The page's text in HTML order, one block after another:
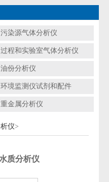
污染源气体分析仪
过程和实验室气体分析仪
油份分析仪
环境监测仪试剂和配件
重金属分析仪
仪>
质分析仪